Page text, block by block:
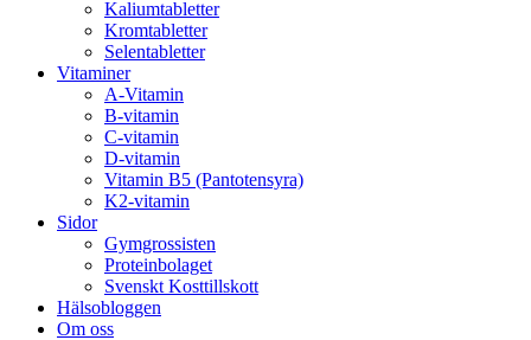
Kaliumtabletter
Kromtabletter
Selentabletter
Vitaminer
A-Vitamin
B-vitamin
C-vitamin
D-vitamin
Vitamin B5 (Pantotensyra)
K2-vitamin
Sidor
Gymgrossisten
Proteinbolaget
Svenskt Kosttillskott
Hälsobloggen
Om oss